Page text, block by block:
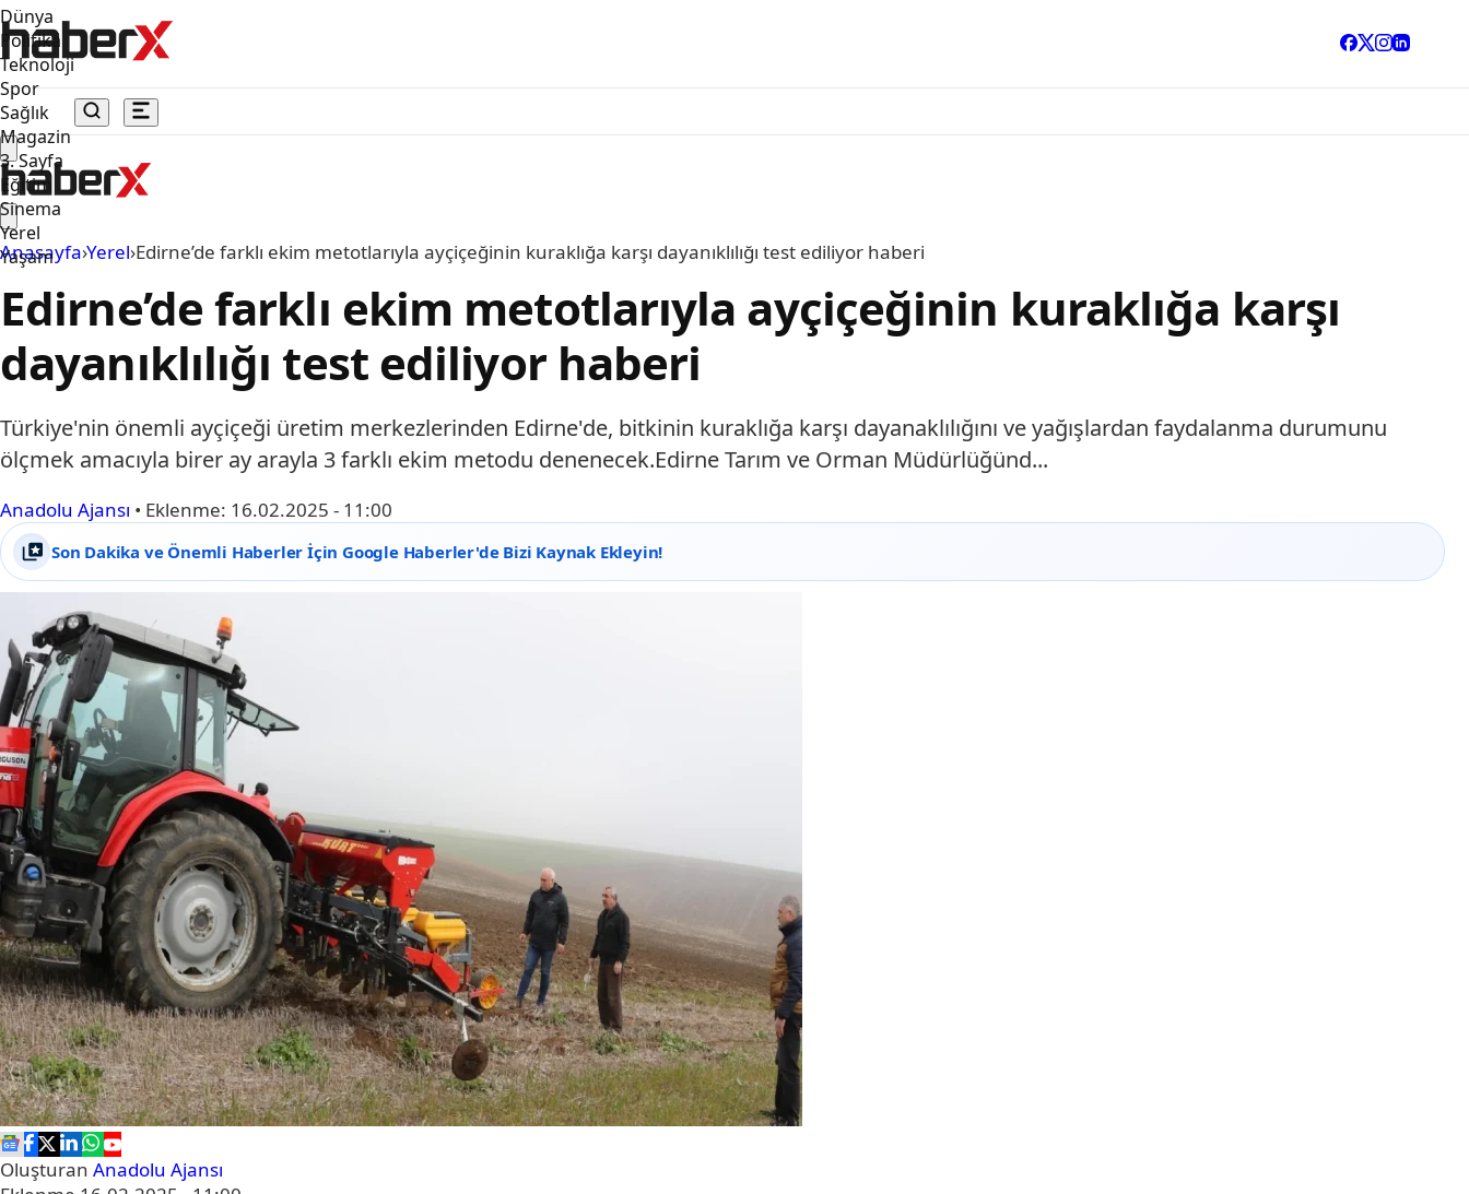
Dünya
Politika
Teknoloji
Spor
Sağlık
Magazin
3. Sayfa
Eğitim
Sinema
Yerel
Yaşam
Anasayfa›Yerel›Edirne’de farklı ekim metotlarıyla ayçiçeğinin kuraklığa karşı dayanıklılığı test ediliyor haberi
Edirne’de farklı ekim metotlarıyla ayçiçeğinin kuraklığa karşı
dayanıklılığı test ediliyor haberi
Türkiye'nin önemli ayçiçeği üretim merkezlerinden Edirne'de, bitkinin kuraklığa karşı dayanaklılığını ve yağışlardan faydalanma durumunu
ölçmek amacıyla birer ay arayla 3 farklı ekim metodu denenecek.Edirne Tarım ve Orman Müdürlüğünd...
Anadolu Ajansı • Eklenme: 16.02.2025 - 11:00
Son Dakika ve Önemli Haberler İçin Google Haberler'de Bizi Kaynak Ekleyin!
Oluşturan Anadolu Ajansı